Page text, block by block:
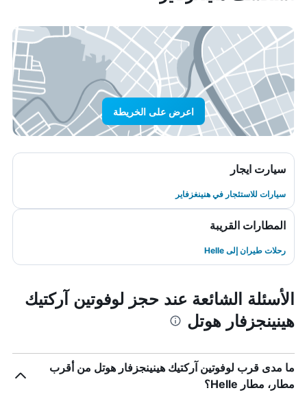
اعرض على الخريطة
سيارت ايجار
سيارات للاستئجار في هنينغزفاير
المطارات القريبة
رحلات طيران إلى Helle
الأسئلة الشائعة عند حجز لوفوتين آركتيك
هينينجزفار هوتل
ما مدى قرب لوفوتين آركتيك هينينجزفار هوتل من أقرب
مطار، مطار Helle؟